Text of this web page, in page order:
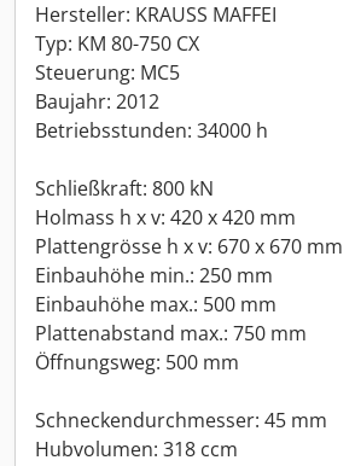
Hersteller: KRAUSS MAFFEI
Typ: KM 80-750 CX
Steuerung: MC5
Baujahr: 2012
Betriebsstunden: 34000 h
Schließkraft: 800 kN
Holmass h x v: 420 x 420 mm
Plattengrösse h x v: 670 x 670 mm
Einbauhöhe min.: 250 mm
Einbauhöhe max.: 500 mm
Plattenabstand max.: 750 mm
Öffnungsweg: 500 mm
Schneckendurchmesser: 45 mm
Hubvolumen: 318 ccm